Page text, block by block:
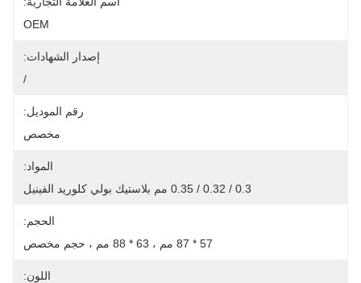
OEM
إصدار الشهادات:
/
رقم الموديل:
مخصص
المواد:
0.3 / 0.32 / 0.35 مم بلاستيك بولي كلوريد الفينيل
الحجم:
57 * 87 مم ، 63 * 88 مم ، حجم مخصص
اللون: